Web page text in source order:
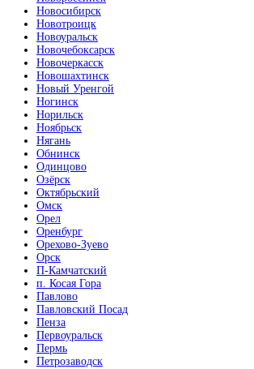
Новосибирск
Новотроицк
Новоуральск
Новочебоксарск
Новочеркасск
Новошахтинск
Новый Уренгой
Ногинск
Норильск
Ноябрьск
Нягань
Обнинск
Одинцово
Озёрск
Октябрьский
Омск
Орел
Оренбург
Орехово-Зуево
Орск
П-Камчатский
п. Косая Гора
Павлово
Павловский Посад
Пенза
Первоуральск
Пермь
Петрозаводск